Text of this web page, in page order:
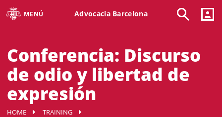
MENÚ Advocacia Barcelona
Conferencia: Discurso
de odio y libertad de
expresión
HOME
TRAINING